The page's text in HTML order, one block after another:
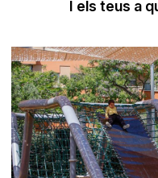
I els teus a